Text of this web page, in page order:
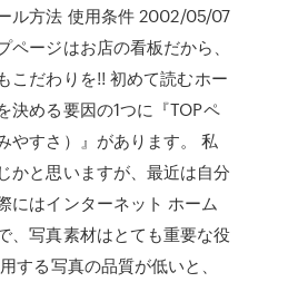
ル方法 使用条件 2002/05/07
ージはお店の看板だから、
こだわりを!! 初めて読むホー
決める要因の1つに『TOPペ
やすさ）』があります。 私
かと思いますが、最近は自分
にはインターネット ホーム
、写真素材はとても重要な役
する写真の品質が低いと、